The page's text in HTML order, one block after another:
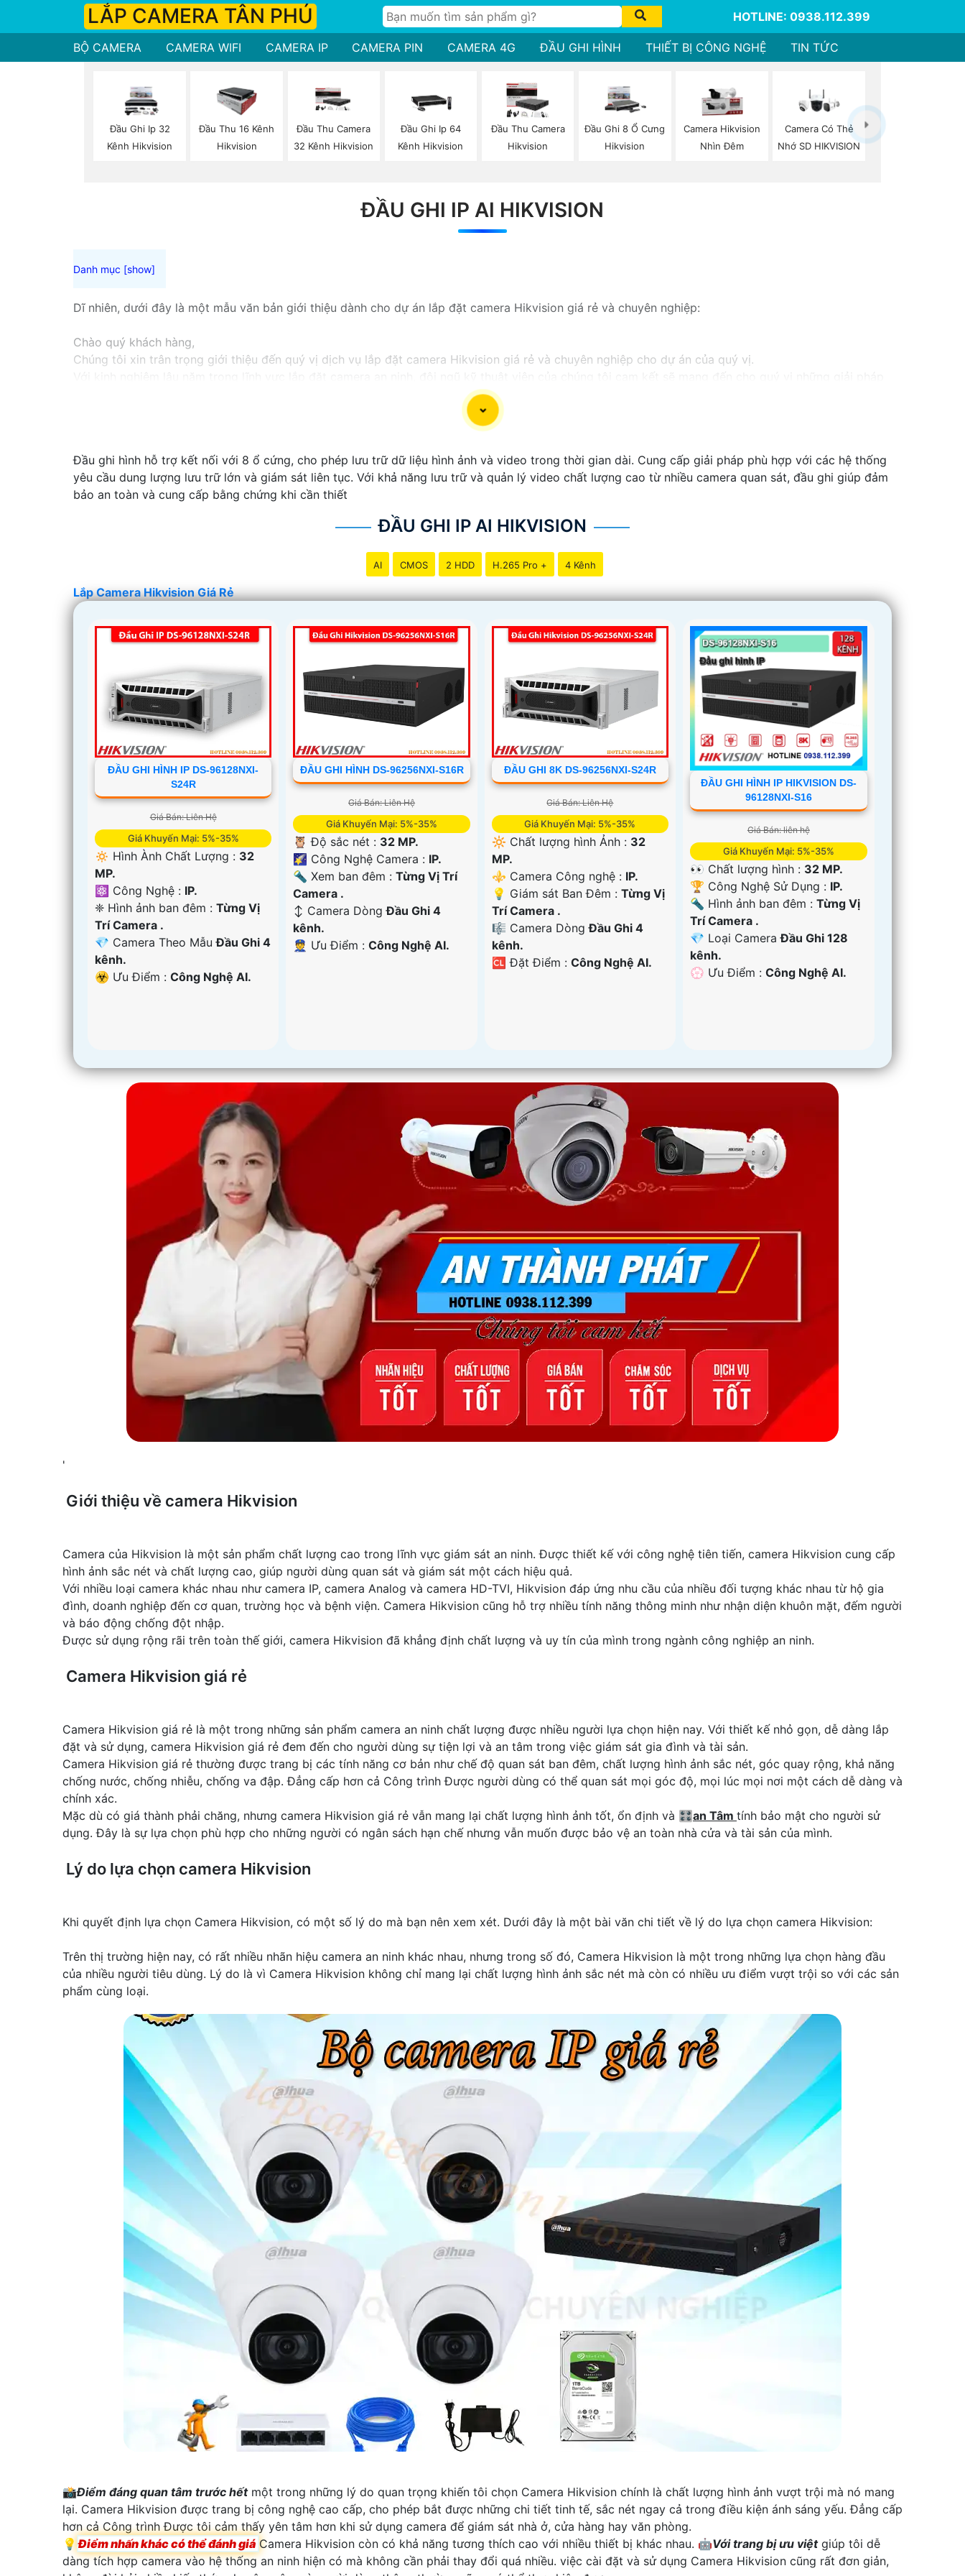
LẮP CAMERA TÂN PHÚ HOTLINE: 0938.112.399
BỘ CAMERA CAMERA WIFI CAMERA IP CAMERA PIN CAMERA 4G ĐẦU GHI HÌNH THIẾT BỊ CÔNG NGHỆ TIN TỨC
Đầu Ghi Ip 32
Kênh Hikvision
Đầu Thu 16 Kênh
Hikvision
Đầu Thu Camera
32 Kênh Hikvision
Đầu Ghi Ip 64
Kênh Hikvision
Đầu Thu Camera
Hikvision
Đầu Ghi 8 Ổ Cưng
Hikvision
Camera Hikvision
Nhìn Đêm
Camera Có Thẻ
Nhớ SD HIKVISION
ĐẦU GHI IP AI HIKVISION
Dĩ nhiên, dưới đây là một mẫu văn bản giới thiệu dành cho dự án lắp đặt camera Hikvision giá rẻ và chuyên nghiệp:
Chào quý khách hàng,
Chúng tôi xin trân trọng giới thiệu đến quý vị dịch vụ lắp đặt camera Hikvision giá rẻ và chuyên nghiệp cho dự án của quý vị.
Camera của Hikvision được biết đến là một trong những thương hiệu hàng đầu thế giới về giải pháp an ninh video. Với các tính năng và công nghệ
chất lượng hình ảnh sắc nét mà còn đem đến sự tin cậy và an toàn cho dự án của quý vị.
vị.
Đầu ghi hình hỗ trợ kết nối với 8 ổ cứng, cho phép lưu trữ dữ liệu hình ảnh và video trong thời gian dài. Cung cấp giải pháp phù hợp với các hệ thống
yêu cầu dung lượng lưu trữ lớn và giám sát liên tục. Với khả năng lưu trữ và quản lý video chất lượng cao từ nhiều camera quan sát, đầu ghi giúp đảm
bảo an toàn và cung cấp bằng chứng khi cần thiết
ĐẦU GHI IP AI HIKVISION
AI CMOS 2 HDD H.265 Pro + 4 Kênh
Lắp Camera Hikvision Giá Rẻ
ĐẦU GHI HÌNH IP DS-96128NXI-
S24R
Giá Bán: Liên Hệ
Giá Khuyến Mại: 5%-35%
🔅 Hình Ành Chất Lượng : 32
MP.
⚛️ Công Nghệ : IP.
❈ Hình ảnh ban đêm : Từng Vị
Trí Camera .
💎 Camera Theo MẫuĐầu Ghi 4
kênh.
️☣️ Ưu Điểm : Công Nghệ AI.
ĐẦU GHI HÌNH DS-96256NXI-S16R
Giá Bán: Liên Hệ
Giá Khuyến Mại: 5%-35%
🦉 Độ sắc nét : 32 MP.
🌠 Công Nghệ Camera : IP.
🔦 Xem ban đêm :Từng Vị Trí
Camera .
↕️ Camera DòngĐầu Ghi 4
kênh.
️👮 Ưu Điểm :Công Nghệ AI.
ĐẦU GHI 8K DS-96256NXI-S24R
Giá Bán: Liên Hệ
Giá Khuyến Mại: 5%-35%
🔆 Chất lượng hình Ảnh : 32
MP.
⚜️ Camera Công nghệ : IP.
💡 Giám sát Ban Đêm : Từng Vị
Trí Camera .
🎼️ Camera DòngĐầu Ghi 4
kênh.
️🆑 Đặt Điểm : Công Nghệ AI.
ĐẦU GHI HÌNH IP HIKVISION DS-
96128NXI-S16
Giá Bán: liên hệ
Giá Khuyến Mại: 5%-35%
👀 Chất lượng hình : 32 MP.
🏆 Công Nghệ Sử Dụng : IP.
🔦 Hình ảnh ban đêm :Từng Vị
Trí Camera .
💎 Loại CameraĐầu Ghi 128
kênh.
️💮 Ưu Điểm :Công Nghệ AI.
'
Giới thiệu về camera Hikvision
Camera của Hikvision là một sản phẩm chất lượng cao trong lĩnh vực giám sát an ninh. Được thiết kế với công nghệ tiên tiến, camera Hikvision cung cấp
hình ảnh sắc nét và chất lượng cao, giúp người dùng quan sát và giám sát một cách hiệu quả.
Với nhiều loại camera khác nhau như camera IP, camera Analog và camera HD-TVI, Hikvision đáp ứng nhu cầu của nhiều đối tượng khác nhau từ hộ gia
đình, doanh nghiệp đến cơ quan, trường học và bệnh viện. Camera Hikvision cũng hỗ trợ nhiều tính năng thông minh như nhận diện khuôn mặt, đếm người
và báo động chống đột nhập.
Được sử dụng rộng rãi trên toàn thế giới, camera Hikvision đã khẳng định chất lượng và uy tín của mình trong ngành công nghiệp an ninh.
Camera Hikvision giá rẻ
Camera Hikvision giá rẻ là một trong những sản phẩm camera an ninh chất lượng được nhiều người lựa chọn hiện nay. Với thiết kế nhỏ gọn, dễ dàng lắp
đặt và sử dụng, camera Hikvision giá rẻ đem đến cho người dùng sự tiện lợi và an tâm trong việc giám sát gia đình và tài sản.
Camera Hikvision giá rẻ thường được trang bị các tính năng cơ bản như chế độ quan sát ban đêm, chất lượng hình ảnh sắc nét, góc quay rộng, khả năng
chống nước, chống nhiễu, chống va đập. Đẳng cấp hơn cả Công trình Được người dùng có thể quan sát mọi góc độ, mọi lúc mọi nơi một cách dễ dàng và
chính xác.
Mặc dù có giá thành phải chăng, nhưng camera Hikvision giá rẻ vẫn mang lại chất lượng hình ảnh tốt, ổn định và 🎛an Tâm tính bảo mật cho người sử
dụng. Đây là sự lựa chọn phù hợp cho những người có ngân sách hạn chế nhưng vẫn muốn được bảo vệ an toàn nhà cửa và tài sản của mình.
Lý do lựa chọn camera Hikvision
Khi quyết định lựa chọn Camera Hikvision, có một số lý do mà bạn nên xem xét. Dưới đây là một bài văn chi tiết về lý do lựa chọn camera Hikvision:
Trên thị trường hiện nay, có rất nhiều nhãn hiệu camera an ninh khác nhau, nhưng trong số đó, Camera Hikvision là một trong những lựa chọn hàng đầu
của nhiều người tiêu dùng. Lý do là vì Camera Hikvision không chỉ mang lại chất lượng hình ảnh sắc nét mà còn có nhiều ưu điểm vượt trội so với các sản
phẩm cùng loại.
📸Điểm đáng quan tâm trước hếtmột trong những lý do quan trọng khiến tôi chọn Camera Hikvision chính là chất lượng hình ảnh vượt trội mà nó mang
lại. Camera Hikvision được trang bị công nghệ cao cấp, cho phép bắt được những chi tiết tinh tế, sắc nét ngay cả trong điều kiện ánh sáng yếu. Đẳng cấp
hơn cả Công trình Được tôi cảm thấy yên tâm hơn khi sử dụng camera để giám sát nhà ở, cửa hàng hay văn phòng.
💡 Điểm nhấn khác có thể đánh giá Camera Hikvision còn có khả năng tương thích cao với nhiều thiết bị khác nhau. 🤖️Với trang bị ưu việtgiúp tôi dễ
dàng tích hợp camera vào hệ thống an ninh hiện có mà không cần phải thay đổi quá nhiều. việc cài đặt và sử dụng Camera Hikvision cũng rất đơn giản,